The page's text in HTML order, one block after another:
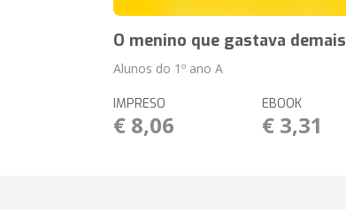
O menino que gastava demais
Alunos do 1º ano A
IMPRESO
€ 8,06
EBOOK
€ 3,31